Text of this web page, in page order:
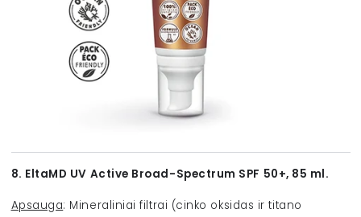
8. EltaMD UV Active Broad-Spectrum SPF 50+, 85 ml.
Apsauga: Mineraliniai filtrai (cinko oksidas ir titano